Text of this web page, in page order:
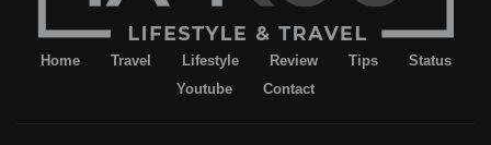
Home Travel Lifestyle Review Tips
Status
Youtube
Contact